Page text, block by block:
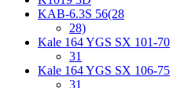
KAB-6.3S 56(28
28)
Kale 164 YGS SX 101-70
31
Kale 164 YGS SX 106-75
31